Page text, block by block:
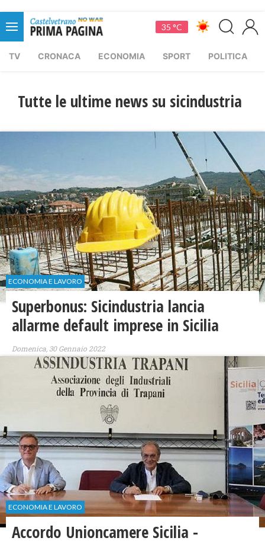
35 °C
TV CRONACA ECONOMIA SPORT POLITICA
Tutte le ultime news su sicindustria
ECONOMIA E LAVORO
Superbonus: Sicindustria lancia
allarme default imprese in Sicilia
Domenica, 30 Gennaio 2022
ECONOMIA E LAVORO
Accordo Unioncamere Sicilia -